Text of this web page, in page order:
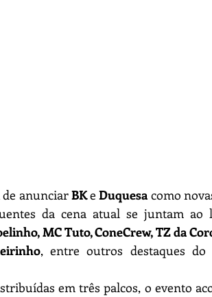
de anunciar BK e Duquesa como
MC Tuto, ConeCrew, TZ da
, entre outros destaques
em três palcos, o evento